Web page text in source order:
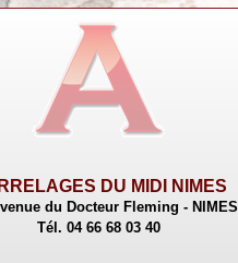
DU MIDI NIMES
du Docteur Fleming - NIMES
Tél. 04 66 68 03 40